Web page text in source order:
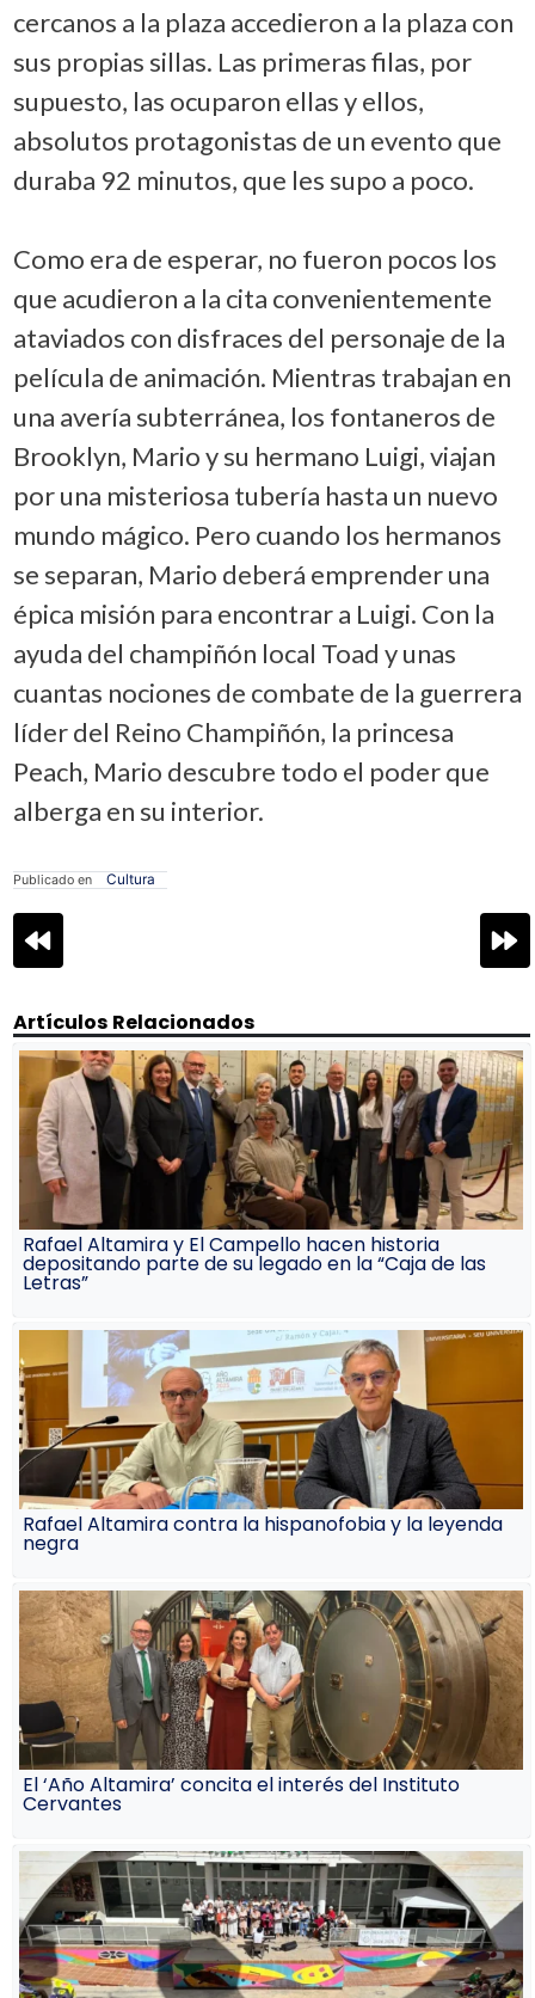
cercanos a la plaza accedieron a la plaza con
sus propias sillas. Las primeras filas, por
supuesto, las ocuparon ellas y ellos,
absolutos protagonistas de un evento que
duraba 92 minutos, que les supo a poco.
Como era de esperar, no fueron pocos los
que acudieron a la cita convenientemente
ataviados con disfraces del personaje de la
película de animación. Mientras trabajan en
una avería subterránea, los fontaneros de
Brooklyn, Mario y su hermano Luigi, viajan
por una misteriosa tubería hasta un nuevo
mundo mágico. Pero cuando los hermanos
se separan, Mario deberá emprender una
épica misión para encontrar a Luigi. Con la
ayuda del champiñón local Toad y unas
cuantas nociones de combate de la guerrera
líder del Reino Champiñón, la princesa
Peach, Mario descubre todo el poder que
alberga en su interior.
Publicado en Cultura
Navegación
de
Artículos Relacionados
Rafael Altamira y El Campello hacen historia
depositando parte de su legado en la “Caja de las
Letras”
Rafael Altamira contra la hispanofobia y la leyenda
negra
El ‘Año Altamira’ concita el interés del Instituto
Cervantes